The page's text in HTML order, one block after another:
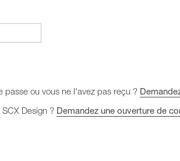
passe ou vous ne l'avez pas reçu ?
Design ? Demandez une ouverture de